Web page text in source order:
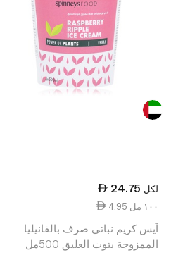
24.75 لكل
4.95 ١٠٠ مل
آيس كريم نباتي صرف بالفانيليا
الممزوجة بتوت العليق 500مل